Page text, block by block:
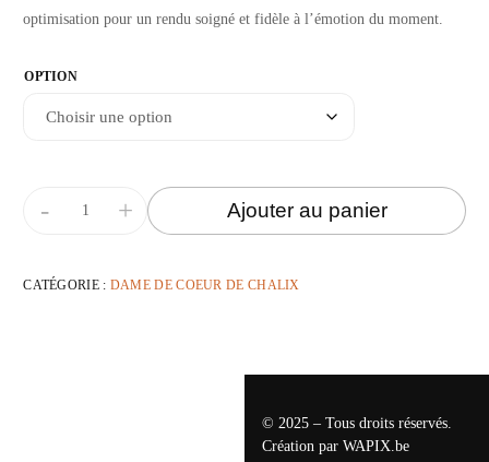
optimisation pour un rendu soigné et fidèle à l’émotion du moment.
OPTION
+
- Ajouter au panier
CATÉGORIE : DAME DE COEUR DE CHALIX
© 2025 – Tous droits réservés.
Création par WAPIX.be